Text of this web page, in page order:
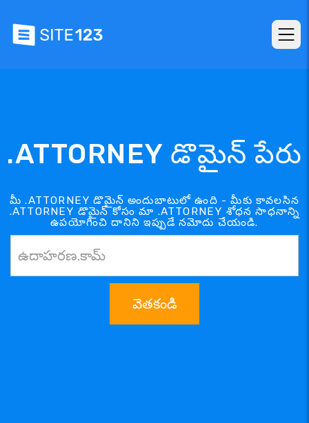
.ATTORNEY డొమైన్ పేరు
మీ .ATTORNEY డొమైన్ అందుబాటులో ఉంది - మీకు కావలసిన
.ATTORNEY డొమైన్ కోసం మా .ATTORNEY శోధన సాధనాన్ని
ఉపయోగించి దానిని ఇప్పుడే నమోదు చేయండి.
వెతకండి